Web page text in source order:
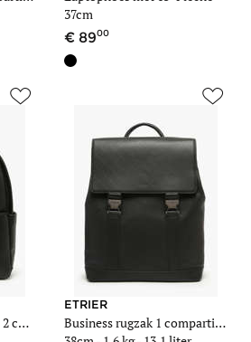
37cm
8900
Business rugzak Flèche 2 compartimenten met 15" laptopvak
ETRIER
Business rugzak 1 compartiment Flèche met 15" laptopvak